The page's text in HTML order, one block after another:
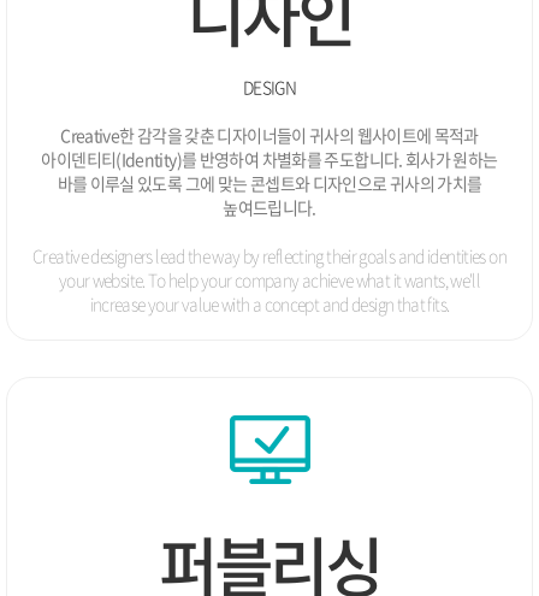
산학연 컨소시엄 모바일 추천 시스템 런칭
콘크리트 압축강도 예상 시스템 개발
2005
12.
거주자우선주차 관리시스템 개발
12.
병•의원 전용 예약시스템 개발 / 병•의원 웹사이트 솔루
05.
산학연 컨소시엄 모바일 실시간 예약시스템 착수
예약중개솔루션 소프트웨어 등록
가비아 도메인 리셀러 파트너쉽
온오프코리아 전략적 업무제휴
한국무역정보통신 EDI 구축
06.
대한항공 MMS/QRS 개발
DESIGN
Creative한 감각을 갖춘 디자이너들이 귀사의 웹사이트에 목적과
아이덴티티(Identity)를 반영하여 차별화를 주도합니다. 회사가 원하는
바를 이루실 있도록 그에 맞는 콘셉트와 디자인으로 귀사의 가치를
높여드립니다.
Creative designers lead the way by reflecting their goals and identities on
your website. To help your company achieve what it wants,we'll
increase your value with a concept and design that fits.
퍼블리싱